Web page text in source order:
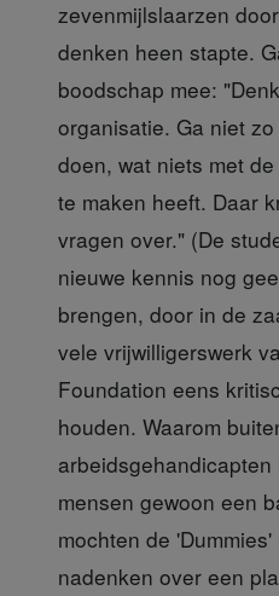
zevenmijlslaarzen
denken heen stapte.
boodschap mee:
organisatie. Ga niet
doen, wat niets met
te maken heeft. Daar
vragen over." (De
nieuwe kennis nog
brengen, door in de
vele vrijwilligerswerk
Foundation eens
houden. Waarom
mensen gewoon een
mochten de
nadenken over een